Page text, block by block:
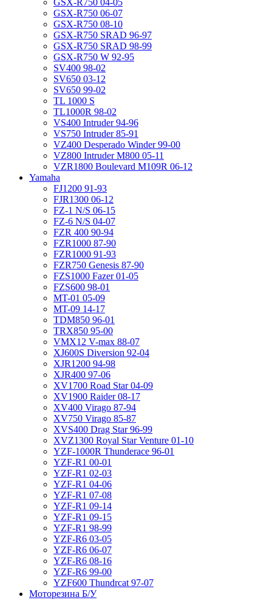
GSX-R750 04-05
GSX-R750 06-07
GSX-R750 08-10
GSX-R750 SRAD 96-97
GSX-R750 SRAD 98-99
GSX-R750 W 92-95
SV400 98-02
SV650 03-12
SV650 99-02
TL 1000 S
TL1000R 98-02
VS400 Intruder 94-96
VS750 Intruder 85-91
VZ400 Desperado Winder 99-00
VZ800 Intruder M800 05-11
VZR1800 Boulevard M109R 06-12
Yamaha
FJ1200 91-93
FJR1300 06-12
FZ-1 N/S 06-15
FZ-6 N/S 04-07
FZR 400 90-94
FZR1000 87-90
FZR1000 91-93
FZR750 Genesis 87-90
FZS1000 Fazer 01-05
FZS600 98-01
MT-01 05-09
MT-09 14-17
TDM850 96-01
TRX850 95-00
VMX12 V-max 88-07
XJ600S Diversion 92-04
XJR1200 94-98
XJR400 97-06
XV1700 Road Star 04-09
XV1900 Raider 08-17
XV400 Virago 87-94
XV750 Virago 85-87
XVS400 Drag Star 96-99
XVZ1300 Royal Star Venture 01-10
YZF-1000R Thunderace 96-01
YZF-R1 00-01
YZF-R1 02-03
YZF-R1 04-06
YZF-R1 07-08
YZF-R1 09-14
YZF-R1 09-15
YZF-R1 98-99
YZF-R6 03-05
YZF-R6 06-07
YZF-R6 08-16
YZF-R6 99-00
YZF600 Thundrcat 97-07
Моторезина Б/У